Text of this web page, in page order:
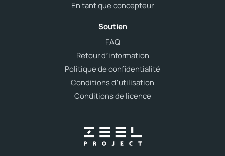
En tant que concepteur
Soutien
FAQ
Retour d՚information
Politique de confidentialité
Conditions d՚utilisation
Conditions de licence